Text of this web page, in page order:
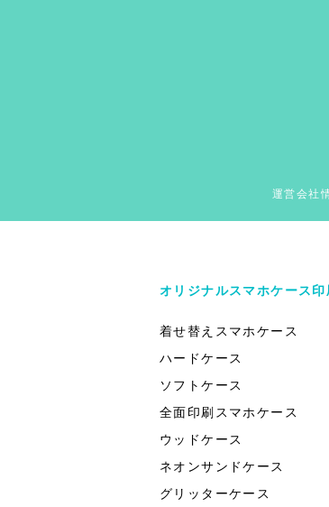
運営会社
オリジナルスマホケース印
着せ替えスマホケース
ハードケース
ソフトケース
全面印刷スマホケース
ウッドケース
ネオンサンドケース
グリッターケース